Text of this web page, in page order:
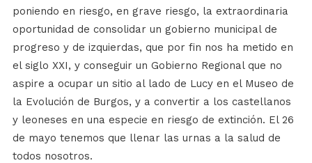
poniendo en riesgo, en grave riesgo, la extraordinaria
oportunidad de consolidar un gobierno municipal de
progreso y de izquierdas, que por fin nos ha metido en
el siglo XXI, y conseguir un Gobierno Regional que no
aspire a ocupar un sitio al lado de Lucy en el Museo de
la Evolución de Burgos, y a convertir a los castellanos
y leoneses en una especie en riesgo de extinción. El 26
de mayo tenemos que llenar las urnas a la salud de
todos nosotros.